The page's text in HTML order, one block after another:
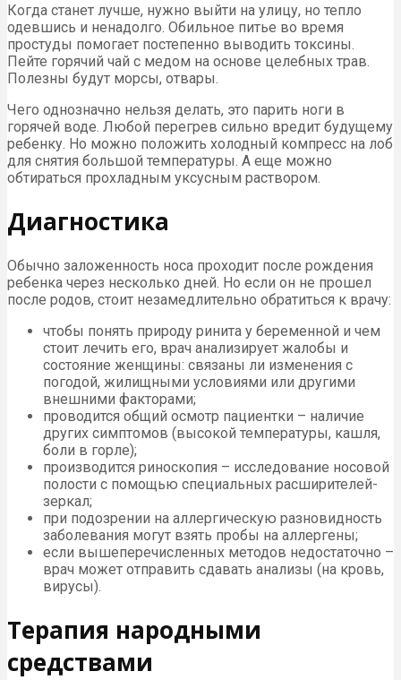
Когда станет лучше, нужно выйти на улицу, но тепло
одевшись и ненадолго. Обильное питье во время
простуды помогает постепенно выводить токсины.
Пейте горячий чай с медом на основе целебных трав.
Полезны будут морсы, отвары.
Чего однозначно нельзя делать, это парить ноги в
горячей воде. Любой перегрев сильно вредит будущему
ребенку. Но можно положить холодный компресс на лоб
для снятия большой температуры. А еще можно
обтираться прохладным уксусным раствором.
Диагностика
Обычно заложенность носа проходит после рождения
ребенка через несколько дней. Но если он не прошел
после родов, стоит незамедлительно обратиться к врачу:
чтобы понять природу ринита у беременной и чем
стоит лечить его, врач анализирует жалобы и
состояние женщины: связаны ли изменения с
погодой, жилищными условиями или другими
внешними факторами;
проводится общий осмотр пациентки – наличие
других симптомов (высокой температуры, кашля,
боли в горле);
производится риноскопия – исследование носовой
полости с помощью специальных расширителей-
зеркал;
при подозрении на аллергическую разновидность
заболевания могут взять пробы на аллергены;
если вышеперечисленных методов недостаточно –
врач может отправить сдавать анализы (на кровь,
вирусы).
Терапия народными
средствами